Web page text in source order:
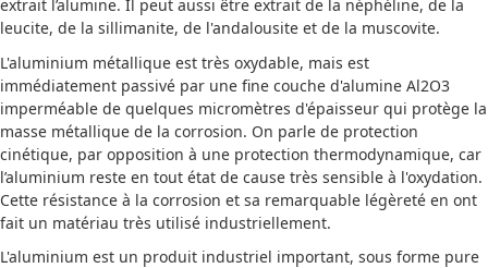
extrait l’alumine. Il peut aussi être extrait de la néphéline, de la
leucite, de la sillimanite, de l'andalousite et de la muscovite.
L'aluminium métallique est très oxydable, mais est
immédiatement passivé par une fine couche d'alumine Al2O3
imperméable de quelques micromètres d'épaisseur qui protège la
masse métallique de la corrosion. On parle de protection
cinétique, par opposition à une protection thermodynamique, car
l’aluminium reste en tout état de cause très sensible à l'oxydation.
Cette résistance à la corrosion et sa remarquable légèreté en ont
fait un matériau très utilisé industriellement.
L'aluminium est un produit industriel important, sous forme pure